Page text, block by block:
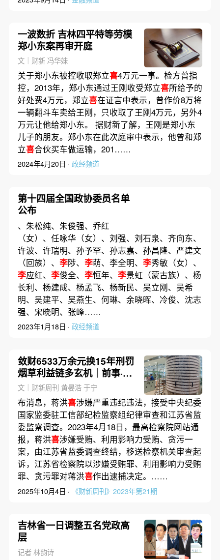
一波数折 吉林四平特等劳模
郑小东案再审开庭
文｜财新 冯华妹
关于郑小东被控收取郑立喜4万元一事。检方曾指
控，2013年，郑小东通过王刚收受郑立喜所给予的
好处费4万元，郑立喜在证言中表示，曾作价8万将
一辆翻斗车卖给王刚，只收取了王刚4万元，另外4
万元让他给郑小东。 据财新了解，王刚是郑小东
儿子的朋友。郑小东在此次庭审中表示，他曾和郑
立喜合伙买车做运输，201……
2024年4月20日 · 政经频道
第十四届全国政协委员名单
公布
、朱松纯、朱俊强、乔红
（女）、任咏华（女）、刘强、刘石泉、齐向东、
许波、许瑞明、孙予罕、孙志嘉、孙昌隆、严建文
（回族）、 李陟、 李萌、李全明、 李秀敏（女）、
李应红、 李俊全、 李恒年、 李景虹（蒙古族）、杨
长利、杨建成、杨孟飞、杨新民、吴立刚、吴希
明、吴建平、吴燕生、何琳、余晓晖、冷俊、沈志
强、宋晓明、张峰……
2023年1月18日 · 政经频道
敛财6533万余元换15年刑罚
烟草利益链多玄机｜前事·后
事
文｜财新周刊 黄晏浩 于宁
布消息，蒋洪喜涉嫌严重违纪违法，接受中央纪委
国家监委驻工信部纪检监察组纪律审查和江苏省监
委监察调查。2023年4月18日，最高检察院网站通
报，蒋洪喜涉嫌受贿、利用影响力受贿、贪污一
案，由江苏省监委调查终结，移送检察机关审查起
诉，江苏省检察院以涉嫌受贿罪、利用影响力受贿
罪、贪污罪对蒋洪喜作出逮捕决定。……
2025年10月4日 · 《财新周刊》2023年第21期
吉林省一日调整五名党政高
层
记者 林韵诗